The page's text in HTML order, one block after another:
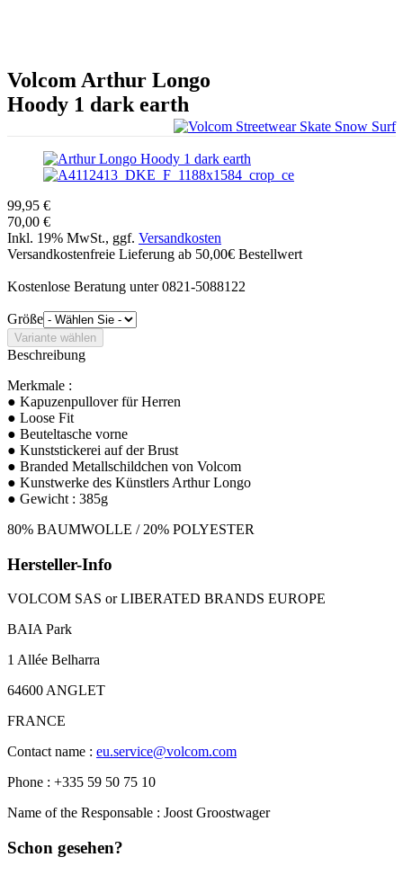
Volcom Arthur Longo
Hoody 1 dark earth
99,95 €
70,00 €
Inkl. 19% MwSt., ggf. Versandkosten
Versandkostenfreie Lieferung ab 50,00€ Bestellwert
Kostenlose Beratung unter 0821-5088122
Größe
Beschreibung
Merkmale :
● Kapuzenpullover für Herren
● Loose Fit
● Beuteltasche vorne
● Kunststickerei auf der Brust
● Branded Metallschildchen von Volcom
● Kunstwerke des Künstlers Arthur Longo
● Gewicht : 385g
80% BAUMWOLLE / 20% POLYESTER
Hersteller-Info
VOLCOM SAS or LIBERATED BRANDS EUROPE
BAIA Park
1 Allée Belharra
64600 ANGLET
FRANCE
Contact name : eu.service@volcom.com
Phone : +335 59 50 75 10
Name of the Responsable : Joost Groostwager
Schon gesehen?